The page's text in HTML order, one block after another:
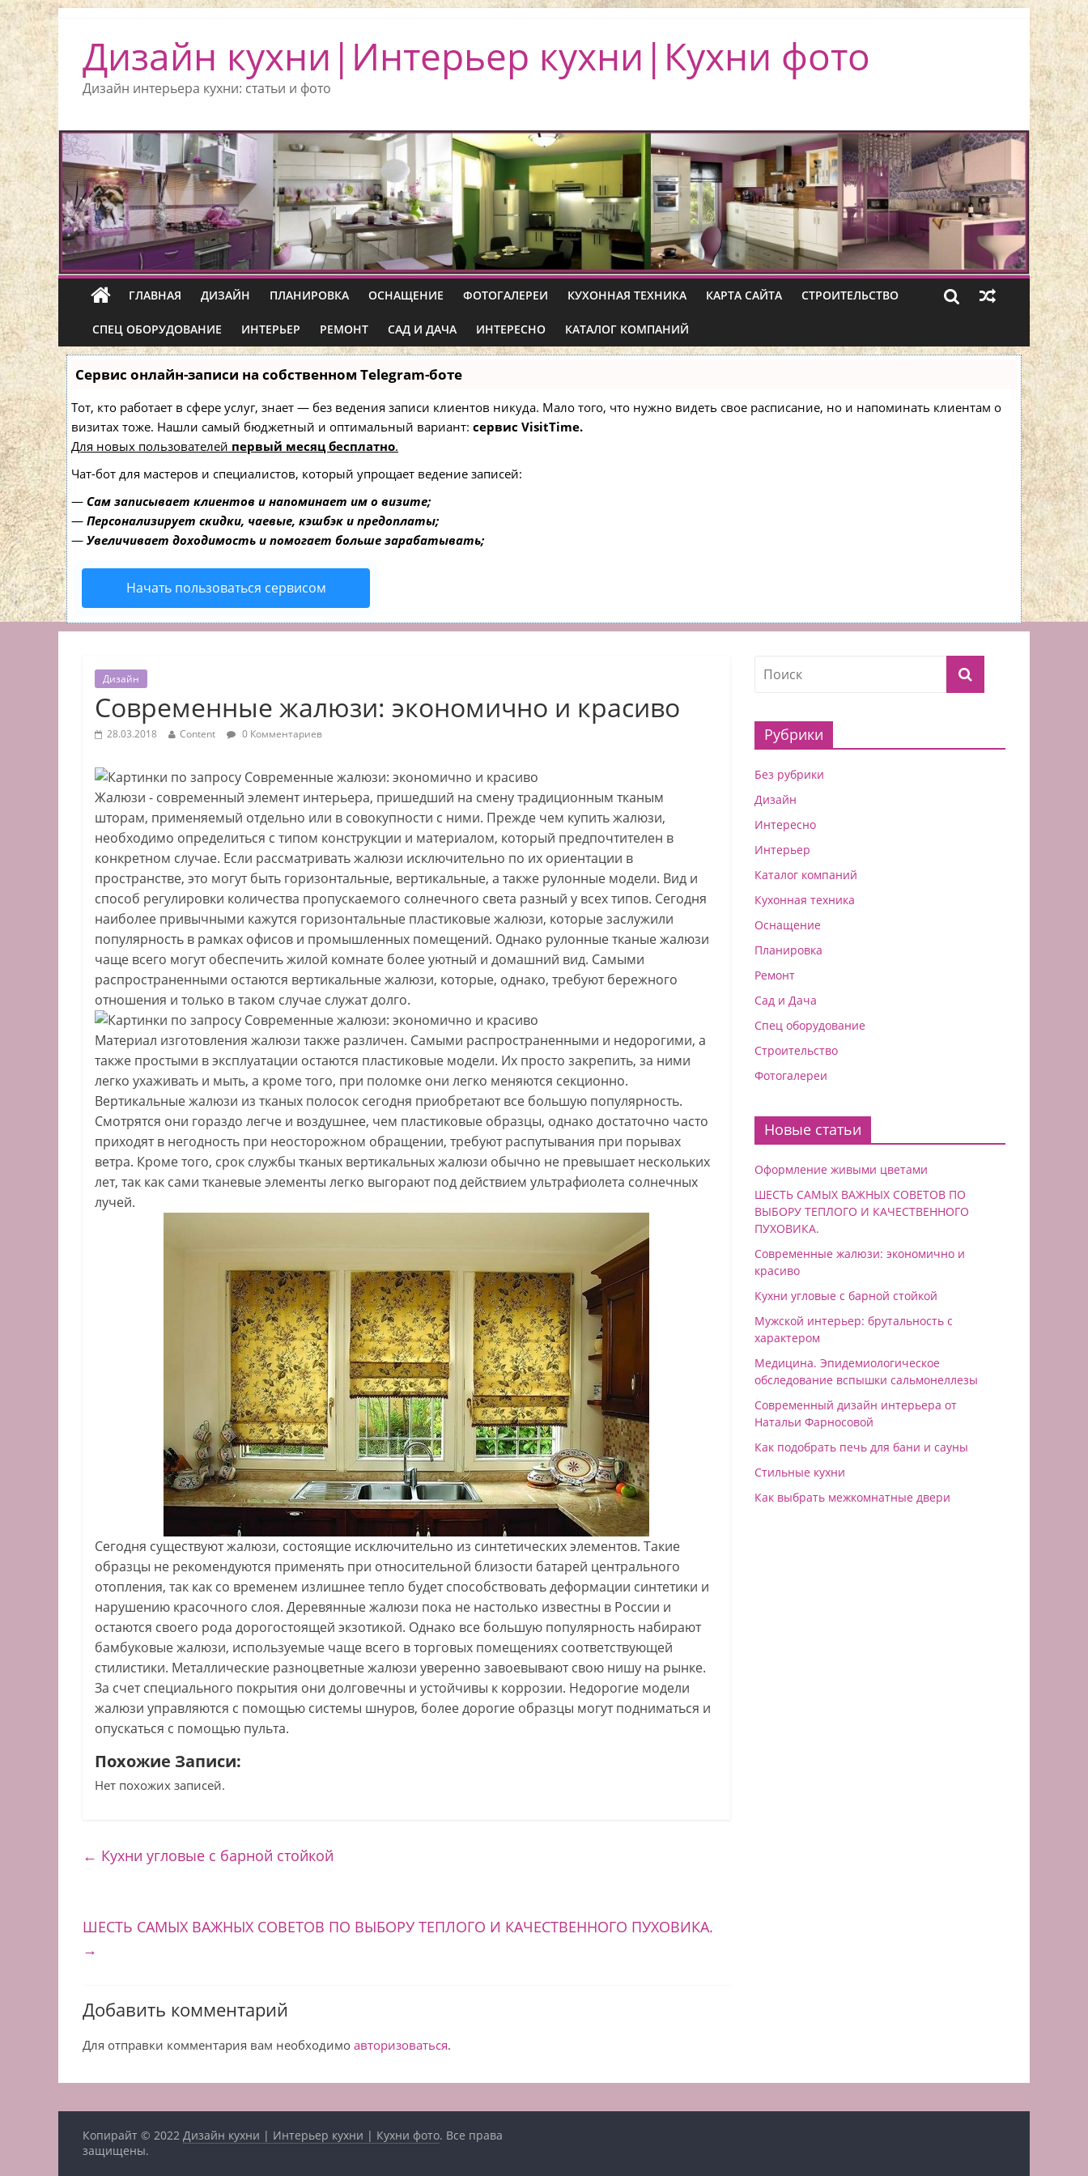
Дизайн кухни|Интерьер кухни|Кухни фото
Дизайн интерьера кухни: статьи и фото
ГЛАВНАЯ ДИЗАЙН ПЛАНИРОВКА ОСНАЩЕНИЕ ФОТОГАЛЕРЕИ КУХОННАЯ ТЕХНИКА КАРТА САЙТА СТРОИТЕЛЬСТВО
СПЕЦ ОБОРУДОВАНИЕ ИНТЕРЬЕР РЕМОНТ САД И ДАЧА ИНТЕРЕСНО КАТАЛОГ КОМПАНИЙ
Сервис онлайн-записи на собственном Telegram-боте
Тот, кто работает в сфере услуг, знает — без ведения записи клиентов никуда. Мало того, что нужно видеть свое расписание, но и напоминать клиентам о
визитах тоже. Нашли самый бюджетный и оптимальный вариант: сервис VisitTime.
Для новых пользователей первый месяц бесплатно.
Чат-бот для мастеров и специалистов, который упрощает ведение записей:
— Сам записывает клиентов и напоминает им о визите;
— Персонализирует скидки, чаевые, кэшбэк и предоплаты;
— Увеличивает доходимость и помогает больше зарабатывать;
Начать пользоваться сервисом
Дизайн
Современные жалюзи: экономично и красиво
28.03.2018 Content 0 Комментариев
Жалюзи - современный элемент интерьера, пришедший на смену традиционным тканым
шторам, применяемый отдельно или в совокупности с ними. Прежде чем купить жалюзи,
необходимо определиться с типом конструкции и материалом, который предпочтителен в
конкретном случае. Если рассматривать жалюзи исключительно по их ориентации в
пространстве, это могут быть горизонтальные, вертикальные, а также рулонные модели. Вид и
способ регулировки количества пропускаемого солнечного света разный у всех типов. Сегодня
наиболее привычными кажутся горизонтальные пластиковые жалюзи, которые заслужили
популярность в рамках офисов и промышленных помещений. Однако рулонные тканые жалюзи
чаще всего могут обеспечить жилой комнате более уютный и домашний вид. Самыми
распространенными остаются вертикальные жалюзи, которые, однако, требуют бережного
отношения и только в таком случае служат долго.
Материал изготовления жалюзи также различен. Самыми распространенными и недорогими, а
также простыми в эксплуатации остаются пластиковые модели. Их просто закрепить, за ними
легко ухаживать и мыть, а кроме того, при поломке они легко меняются секционно.
Вертикальные жалюзи из тканых полосок сегодня приобретают все большую популярность.
Смотрятся они гораздо легче и воздушнее, чем пластиковые образцы, однако достаточно часто
приходят в негодность при неосторожном обращении, требуют распутывания при порывах
ветра. Кроме того, срок службы тканых вертикальных жалюзи обычно не превышает нескольких
лет, так как сами тканевые элементы легко выгорают под действием ультрафиолета солнечных
лучей.
Сегодня существуют жалюзи, состоящие исключительно из синтетических элементов. Такие
образцы не рекомендуются применять при относительной близости батарей центрального
отопления, так как со временем излишнее тепло будет способствовать деформации синтетики и
нарушению красочного слоя. Деревянные жалюзи пока не настолько известны в России и
остаются своего рода дорогостоящей экзотикой. Однако все большую популярность набирают
бамбуковые жалюзи, используемые чаще всего в торговых помещениях соответствующей
стилистики. Металлические разноцветные жалюзи уверенно завоевывают свою нишу на рынке.
За счет специального покрытия они долговечны и устойчивы к коррозии. Недорогие модели
жалюзи управляются с помощью системы шнуров, более дорогие образцы могут подниматься и
опускаться с помощью пульта.
Похожие Записи:
Нет похожих записей.
← Кухни угловые с барной стойкой
ШЕСТЬ САМЫХ ВАЖНЫХ СОВЕТОВ ПО ВЫБОРУ ТЕПЛОГО И КАЧЕСТВЕННОГО ПУХОВИКА.
→
Добавить комментарий
Для отправки комментария вам необходимо авторизоваться.
Рубрики
Без рубрики
Дизайн
Интересно
Интерьер
Каталог компаний
Кухонная техника
Оснащение
Планировка
Ремонт
Сад и Дача
Спец оборудование
Строительство
Фотогалереи
Новые статьи
Оформление живыми цветами
ШЕСТЬ САМЫХ ВАЖНЫХ СОВЕТОВ ПО
ВЫБОРУ ТЕПЛОГО И КАЧЕСТВЕННОГО
ПУХОВИКА.
Современные жалюзи: экономично и
красиво
Кухни угловые с барной стойкой
Мужской интерьер: брутальность с
характером
Медицина. Эпидемиологическое
обследование вспышки сальмонеллезы
Современный дизайн интерьера от
Натальи Фарносовой
Как подобрать печь для бани и сауны
Стильные кухни
Как выбрать межкомнатные двери
Копирайт © 2022 Дизайн кухни | Интерьер кухни | Кухни фото. Все права
защищены.